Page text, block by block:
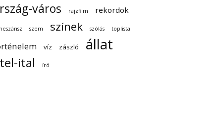
város rajzfilm rekordok
szem színek szólás toplista
víz zászló állat
ital író